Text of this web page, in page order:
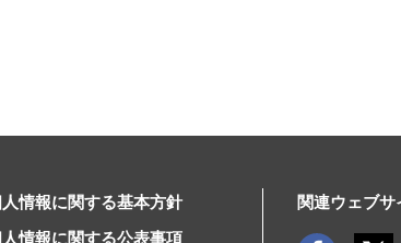
情報に関する基本方針
情報に関する公表事項
関連ウェブ